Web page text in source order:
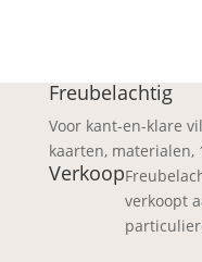
Freubelachtig
Voor kant-en-klare
kaarten, materialen,
Verkoop
verkoopt